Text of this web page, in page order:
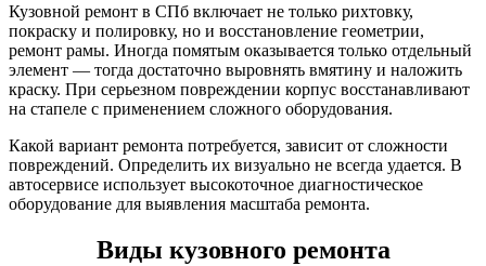
Кузовной ремонт в СПб включает не только рихтовку,
покраску и полировку, но и восстановление геометрии,
ремонт рамы. Иногда помятым оказывается только отдельный
элемент — тогда достаточно выровнять вмятину и наложить
краску. При серьезном повреждении корпус восстанавливают
на стапеле с применением сложного оборудования.
Какой вариант ремонта потребуется, зависит от сложности
повреждений. Определить их визуально не всегда удается. В
автосервисе использует высокоточное диагностическое
оборудование для выявления масштаба ремонта.
Виды кузовного ремонта